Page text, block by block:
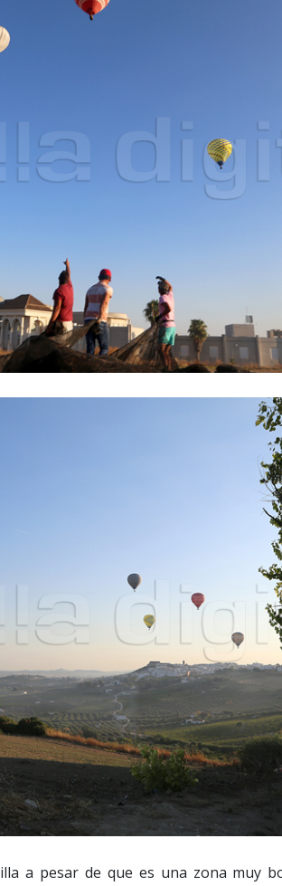
a pesar de que es una zona muy